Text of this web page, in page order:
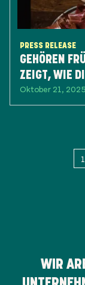
PRESS RELEASE
GEHÖREN
ZEIGT, WIE
Oktober 21, 2025
1
WIR